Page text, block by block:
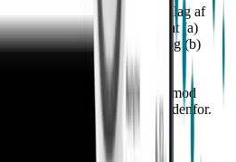
personoplysninger på grundlag af
fastslået og dokumenteret, at (a)
legitime forretningsformål, og (b)
opvejes af en risiko for de
som følge af en sådan
ret til at gøre indsigelse mod
- se venligst afsnit 7 nedenfor.
oplysninger